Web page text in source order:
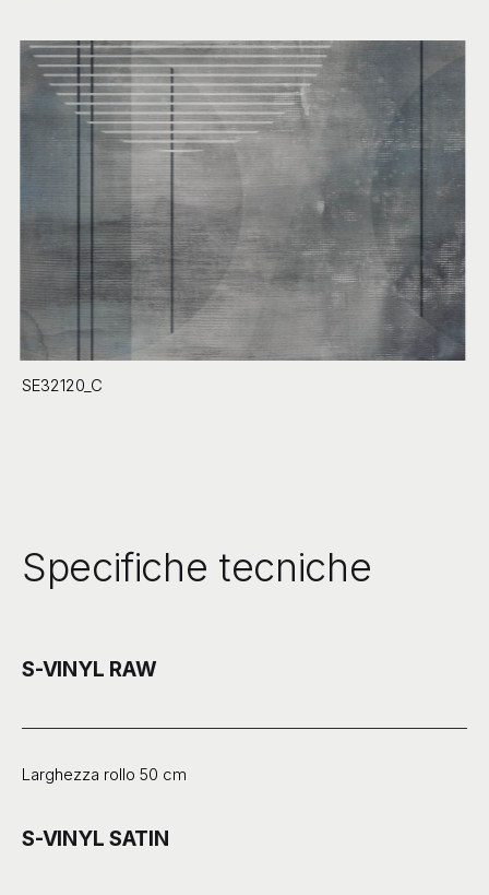
SE32120_C
Specifiche tecniche
S-VINYL RAW
Larghezza rollo 50 cm
S-VINYL SATIN